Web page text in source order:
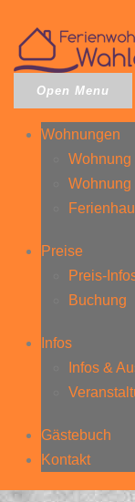
Open Menu
Wohnungen
Wohnung
Wohnung
Preise
Preis-
Buchung
Infos
Infos &
Gästebuch
Kontakt